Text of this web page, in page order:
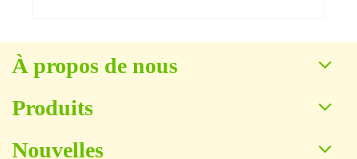
À propos de nous
Produits
Nouvelles